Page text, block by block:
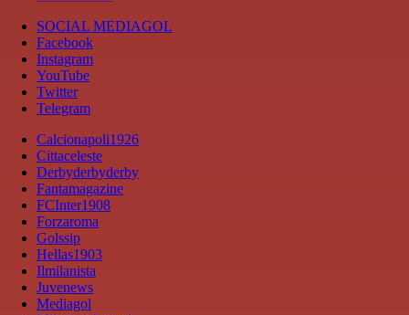
SOCIAL MEDIAGOL
Facebook
Instagram
YouTube
Twitter
Telegram
Calcionapoli1926
Cittaceleste
Derbyderbyderby
Fantamagazine
FCInter1908
Forzaroma
Golssip
Hellas1903
Ilmilanista
Juvenews
Mediagol